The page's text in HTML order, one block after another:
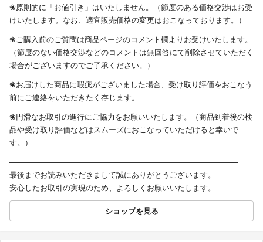
❀原則的に「お値引き」はいたしません。（節度のある価格交渉はお受
けいたします。なお、適宜販売価格の変更はおこなっております。）
❀ご購入前のご質問は商品ページのコメント欄よりお受けいたします。
（節度のない価格交渉などのコメントは無回答にて削除させていただく
場合がございますのでご了承ください。）
❀お届けした商品に瑕疵がございました場合、受け取り評価をおこなう
前にご連絡をいただきたく存じます。
❀円滑なお取引の進行にご協力をお願いいたします。（商品到着後の検
品や受け取り評価などはスムーズにおこなっていただけると幸いで
す。）
——————————————————————————————
最後までお読みいただきまして誠にありがとうございます。
安心したお取引の実現のため、よろしくお願いいたします。
ショップを見る